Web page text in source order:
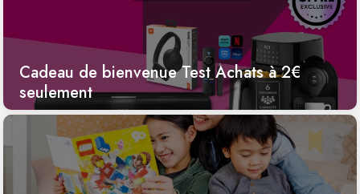
Cadeau de bienvenue Test Achats à 2€
seulement